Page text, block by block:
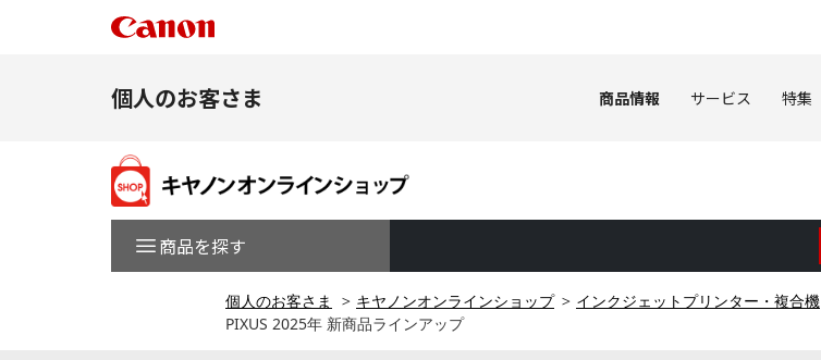
個人のお客さま 商品情報 サービス 特集
商品を探す
個人のお客さま キヤノンオンラインショップ インクジェットプリンター・複合機
PIXUS 2025年 新商品ラインアップ